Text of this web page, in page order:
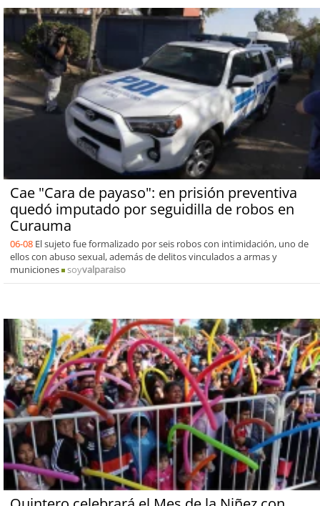
Cae "Cara de payaso": en prisión preventiva
quedó imputado por seguidilla de robos en
Curauma
06-08 El sujeto fue formalizado por seis robos con intimidación, uno de
ellos con abuso sexual, además de delitos vinculados a armas y
municiones
soyvalparaiso